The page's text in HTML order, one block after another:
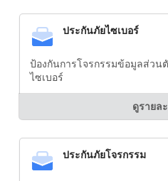
ประกันภัยไซเบอร์
ป้องกันการโจรกรรมข้อมูลส่วน
ไซเบอร์
ดูรายล
ประกันภัยโจรกรรม